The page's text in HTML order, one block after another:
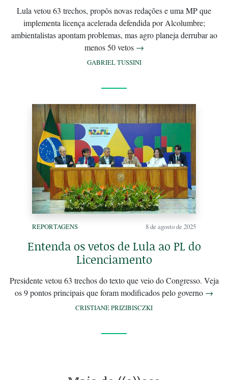
Lula vetou 63 trechos, propôs novas redações e uma MP que
implementa licença acelerada defendida por Alcolumbre;
ambientalistas apontam problemas, mas agro planeja derrubar ao
menos 50 vetos →
GABRIEL TUSSINI
REPORTAGENS 8 de agosto de 2025
Entenda os vetos de Lula ao PL do
Licenciamento
Presidente vetou 63 trechos do texto que veio do Congresso. Veja
os 9 pontos principais que foram modificados pelo governo →
CRISTIANE PRIZIBISCZKI